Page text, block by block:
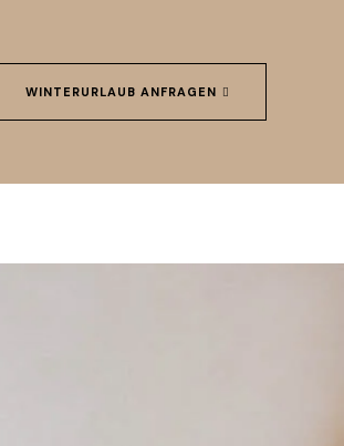
WINTERURLAUB ANFRAGEN